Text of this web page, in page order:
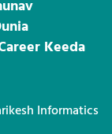
Keeda
Informatics